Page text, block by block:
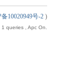
10020949号-2 )
queries , Apc On.